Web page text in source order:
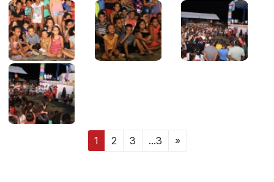
1 2 3 ...3 »